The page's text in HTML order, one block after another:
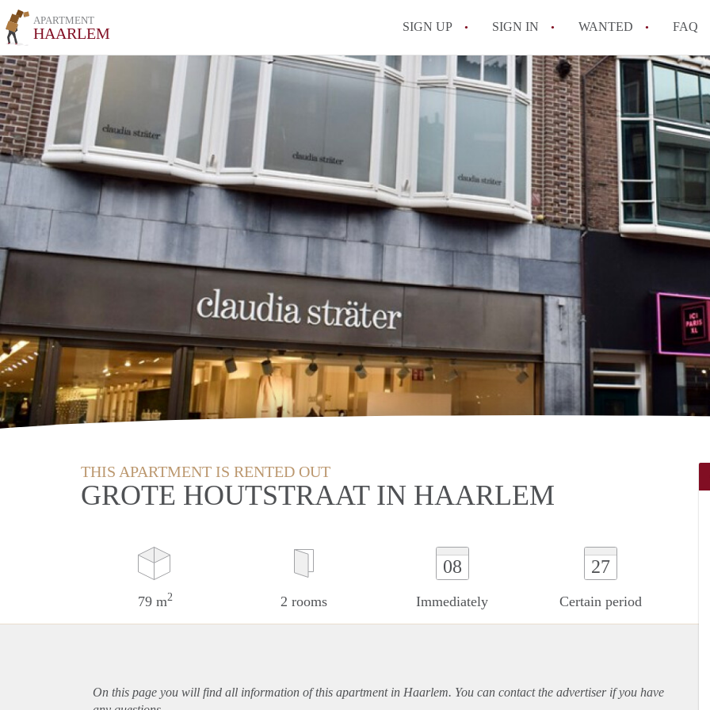
APARTMENT
HAARLEM SIGN UP SIGN IN WANTED FAQ
All FAQs
THIS APARTMENT IS RENTED OUT
GROTE HOUTSTRAAT IN HAARLEM
79 m2 2 rooms
08
Immediately
27
Certain period
On this page you will find all information of this apartmentin Haarlem. You can contact the advertiser if you have